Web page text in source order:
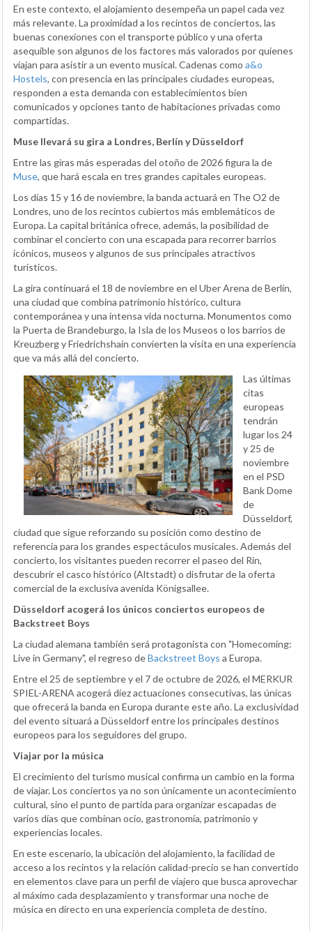
En este contexto, el alojamiento desempeña un papel cada vez
más relevante. La proximidad a los recintos de conciertos, las
buenas conexiones con el transporte público y una oferta
asequible son algunos de los factores más valorados por quienes
viajan para asistir a un evento musical. Cadenas como a&o
Hostels, con presencia en las principales ciudades europeas,
responden a esta demanda con establecimientos bien
comunicados y opciones tanto de habitaciones privadas como
compartidas.
Muse llevará su gira a Londres, Berlín y Düsseldorf
Entre las giras más esperadas del otoño de 2026 figura la de
Muse, que hará escala en tres grandes capitales europeas.
Los días 15 y 16 de noviembre, la banda actuará en The O2 de
Londres, uno de los recintos cubiertos más emblemáticos de
Europa. La capital británica ofrece, además, la posibilidad de
combinar el concierto con una escapada para recorrer barrios
icónicos, museos y algunos de sus principales atractivos
turísticos.
La gira continuará el 18 de noviembre en el Uber Arena de Berlín,
una ciudad que combina patrimonio histórico, cultura
contemporánea y una intensa vida nocturna. Monumentos como
la Puerta de Brandeburgo, la Isla de los Museos o los barrios de
Kreuzberg y Friedrichshain convierten la visita en una experiencia
que va más allá del concierto.
Las últimas
citas
europeas
tendrán
lugar los 24
y 25 de
noviembre
en el PSD
Bank Dome
de
Düsseldorf,
ciudad que sigue reforzando su posición como destino de
referencia para los grandes espectáculos musicales. Además del
concierto, los visitantes pueden recorrer el paseo del Rin,
descubrir el casco histórico (Altstadt) o disfrutar de la oferta
comercial de la exclusiva avenida Königsallee.
Düsseldorf acogerá los únicos conciertos europeos de
Backstreet Boys
La ciudad alemana también será protagonista con "Homecoming:
Live in Germany", el regreso deBackstreet Boys a Europa.
Entre el 25 de septiembre y el 7 de octubre de 2026, el MERKUR
SPIEL-ARENA acogerá diez actuaciones consecutivas, las únicas
que ofrecerá la banda en Europa durante este año. La exclusividad
del evento situará a Düsseldorf entre los principales destinos
europeos para los seguidores del grupo.
Viajar por la música
El crecimiento del turismo musical confirma un cambio en la forma
de viajar. Los conciertos ya no son únicamente un acontecimiento
cultural, sino el punto de partida para organizar escapadas de
varios días que combinan ocio, gastronomía, patrimonio y
experiencias locales.
En este escenario, la ubicación del alojamiento, la facilidad de
acceso a los recintos y la relación calidad-precio se han convertido
en elementos clave para un perfil de viajero que busca aprovechar
al máximo cada desplazamiento y transformar una noche de
música en directo en una experiencia completa de destino.